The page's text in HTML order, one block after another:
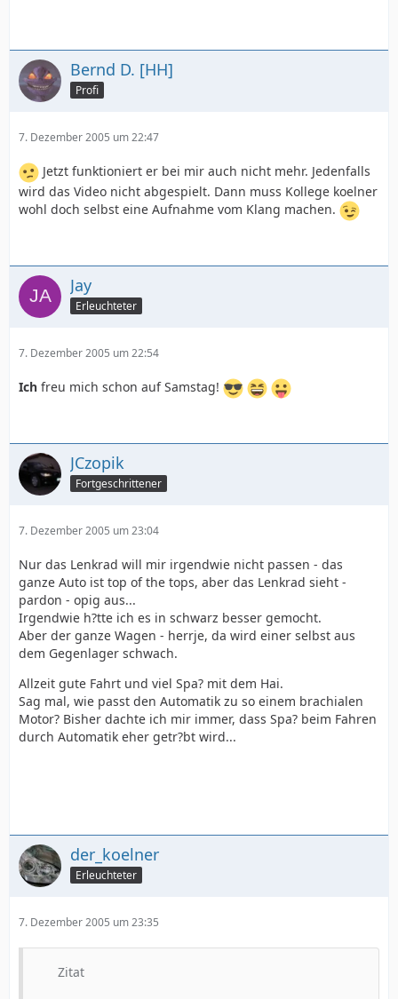
Bernd D. [HH]
Profi
7. Dezember 2005 um 22:47
Jetzt funktioniert er bei mir auch nicht mehr. Jedenfalls
wird das Video nicht abgespielt. Dann muss Kollege koelner
wohl doch selbst eine Aufnahme vom Klang machen.
Jay
Erleuchteter
7. Dezember 2005 um 22:54
Ich freu mich schon auf Samstag!
JCzopik
Fortgeschrittener
7. Dezember 2005 um 23:04
Nur das Lenkrad will mir irgendwie nicht passen - das
ganze Auto ist top of the tops, aber das Lenkrad sieht -
pardon - opig aus...
Irgendwie h?tte ich es in schwarz besser gemocht.
Aber der ganze Wagen - herrje, da wird einer selbst aus
dem Gegenlager schwach.
Allzeit gute Fahrt und viel Spa? mit dem Hai.
Sag mal, wie passt den Automatik zu so einem brachialen
Motor? Bisher dachte ich mir immer, dass Spa? beim Fahren
durch Automatik eher getr?bt wird...
der_koelner
Erleuchteter
7. Dezember 2005 um 23:35
Zitat